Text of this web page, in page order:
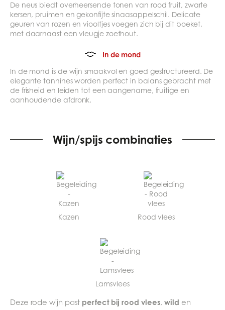
De neus biedt overheersende tonen van rood fruit, zwarte
kersen, pruimen en gekonfijte sinaasappelschil. Delicate
geuren van rozen en viooltjes voegen zich bij dit boeket,
met daarnaast een vleugje zoethout.
In de mond
In de mond is de wijn smaakvol en goed gestructureerd. De
elegante tannines worden perfect in balans gebracht met
de frisheid en leiden tot een aangename, fruitige en
aanhoudende afdronk.
Wijn/spijs combinaties
Kazen Rood vlees
Lamsvlees
Deze rode wijn past perfect bij rood vlees,wild en